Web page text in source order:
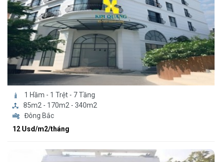
1 Hầm - 1 Trệt - 7 Tầng
85m2 - 170m2 - 340m2
Đông Bắc
12 Usd/m2/tháng